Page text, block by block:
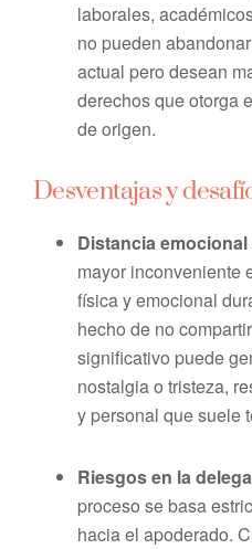
laborales,
no pueden
actual pero desean
derechos que otorga
de origen.
Desventajas y
Distancia
mayor inconveniente
física y emocional
hecho de no
significativo puede
nostalgia o tristeza,
y personal que suele
Riesgos en la
proceso se basa
hacia el apoderado.